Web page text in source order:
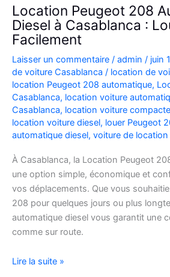
5
à
Casablanca
Location Peugeot 208
Diesel à Casablanca :
Facilement
Laisser un commentaire / admin / juin
de voiture Casablanca / location de
location Peugeot 208 automatique,
Casablanca, location voiture
Casablanca, location voiture
location voiture diesel, louer Peugeot
automatique diesel, voiture de
À Casablanca, la Location Peugeot
une option simple, économique et
vos déplacements. Que vous
208 pour quelques jours ou plus
automatique diesel vous garantit une
comme sur route.
Location
Lire la suite »